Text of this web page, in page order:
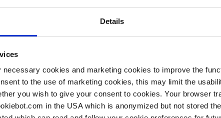
Details
cookies and marketing cookies to improve the
to the use of marketing cookies, this may limit the
you wish to give your consent to cookies. Your browser
in the USA which is anonymized but not stored
modelo
S Modelo a partir de 2020
de
artículos
agrupados
Precio por Desde**
1 pieza(s) 1
** Cantidad mínima del pedido *** Precio de venta recomendado sin